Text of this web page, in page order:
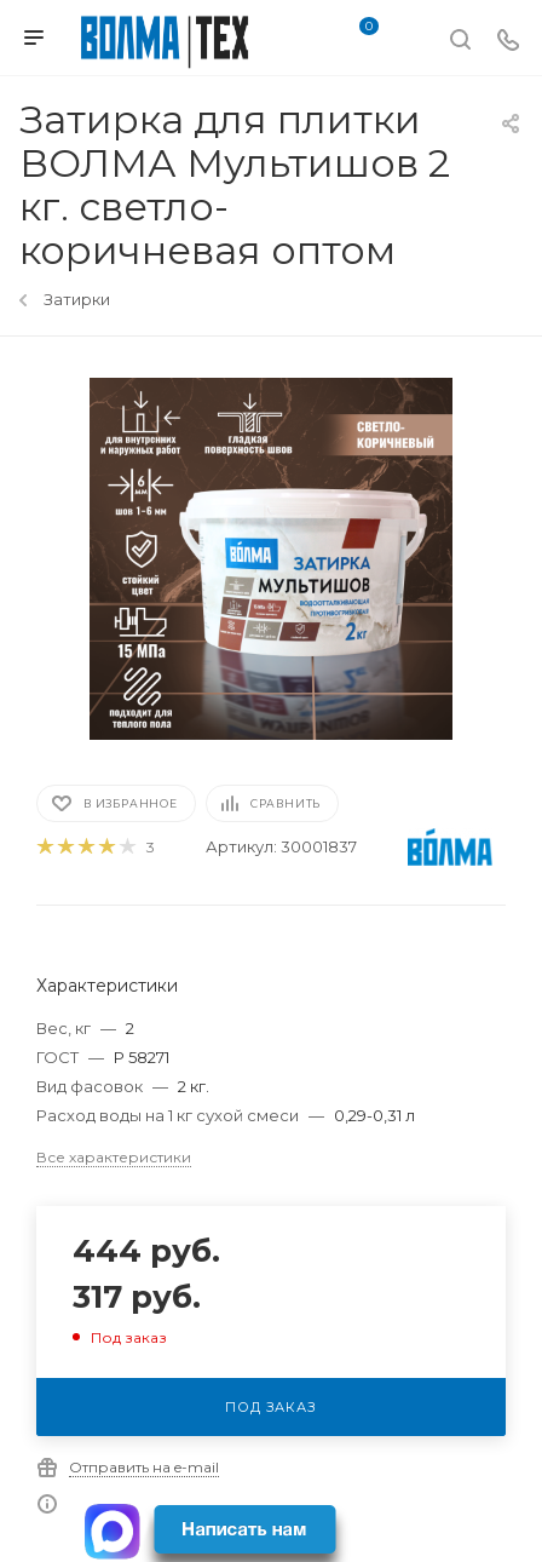
0
Затирка для плитки
ВОЛМА Мультишов 2
кг. светло-
коричневая оптом
Затирки
В ИЗБРАННОЕ СРАВНИТЬ
3 Артикул: 30001837
Характеристики
Вес, кг — 2
ГОСТ — Р 58271
Вид фасовок — 2 кг.
Расход воды на 1 кг сухой смеси — 0,29-0,31 л
Все характеристики
444 руб.
317 руб.
Под заказ
ПОД ЗАКАЗ
Отправить на e-mail